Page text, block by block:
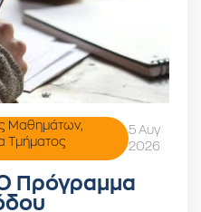
Μαθημάτων,
Τμήματος
5 Αυγ
2026